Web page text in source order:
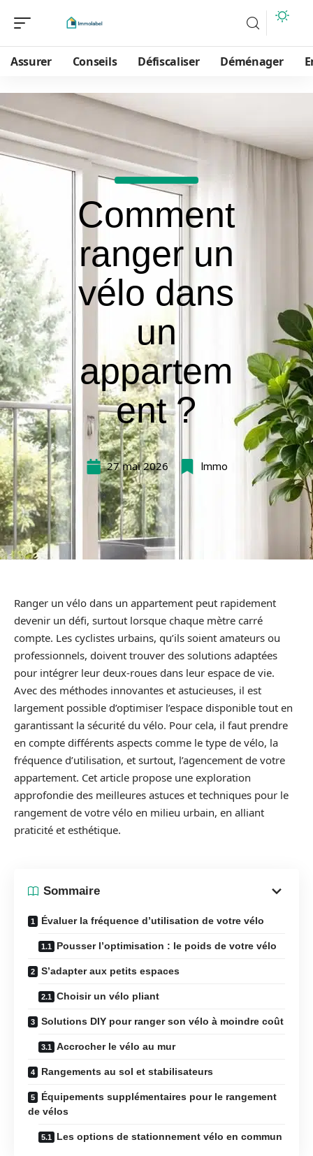
Assurer Conseils Défiscaliser Déménager
Comment
ranger un
vélo dans
un
appartem
ent ?
27 mai 2026 Immo
Ranger un vélo dans un appartement peut rapidement
devenir un défi, surtout lorsque chaque mètre carré
compte. Les cyclistes urbains, qu’ils soient amateurs ou
professionnels, doivent trouver des solutions adaptées
pour intégrer leur deux-roues dans leur espace de vie.
Avec des méthodes innovantes et astucieuses, il est
largement possible d’optimiser l’espace disponible tout en
garantissant la sécurité du vélo. Pour cela, il faut prendre
en compte différents aspects comme le type de vélo, la
fréquence d’utilisation, et surtout, l’agencement de votre
appartement. Cet article propose une exploration
approfondie des meilleures astuces et techniques pour le
rangement de votre vélo en milieu urbain, en alliant
praticité et esthétique.
Sommaire
Évaluer la fréquence d’utilisation de votre vélo
Pousser l’optimisation : le poids de votre vélo
S’adapter aux petits espaces
Choisir un vélo pliant
Solutions DIY pour ranger son vélo à moindre coût
Accrocher le vélo au mur
Rangements au sol et stabilisateurs
Équipements supplémentaires pour le rangement
de vélos
Les options de stationnement vélo en commun